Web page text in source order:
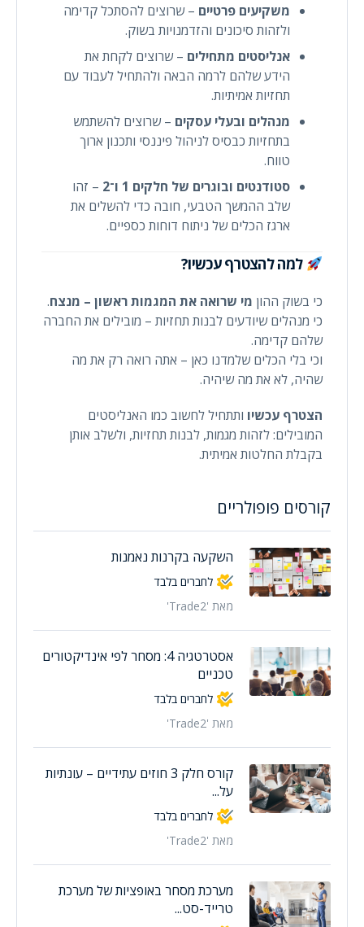
משקיעים פרטיים – שרוצים להסתכל קדימה
ולזהות סיכונים והזדמנויות בשוק.
אנליסטים מתחילים – שרוצים לקחת את
הידע שלהם לרמה הבאה ולהתחיל לעבוד עם
תחזיות אמיתיות.
מנהלים ובעלי עסקים – שרוצים להשתמש
בתחזיות כבסיס לניהול פיננסי ותכנון ארוך
טווח.
סטודנטים ובוגרים של חלקים 1 ו־2
– זהו
שלב ההמשך הטבעי, חובה כדי להשלים את
ארגז הכלים של ניתוח דוחות כספיים.
למה להצטרף עכשיו?
כי בשוק ההון מי שרואה את המגמות ראשון – מנצח.
כי מנהלים שיודעים לבנות תחזיות – מובילים את החברה
שלהם קדימה.
וכי בלי הכלים שלמדנו כאן – אתה רואה רק את מה
שהיה, לא את מה שיהיה.
הצטרף עכשיו ותתחיל לחשוב כמו האנליסטים
המובילים: לזהות מגמות, לבנות תחזיות, ולשלב אותן
בקבלת החלטות אמיתית.
קורסים פופולריים
השקעה בקרנות נאמנות
לחברים בלבד
מאת 'Trade2'
אסטרטגיה 4: מסחר לפי אינדיקטורים
טכניים
לחברים בלבד
מאת 'Trade2'
קורס חלק 3 חוזים עתידיים – עונתיות
על...
לחברים בלבד
מאת 'Trade2'
מערכת מסחר באופציות של מערכת
טרייד-סט...